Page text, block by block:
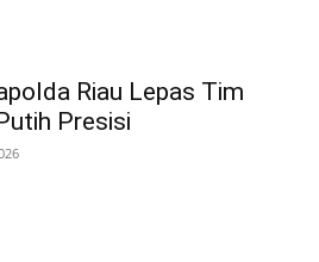
Riau Lepas Tim
Presisi